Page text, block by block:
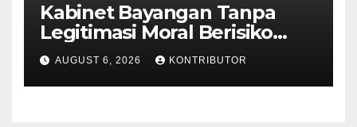
Kabinet Bayangan Tanpa
Legitimasi Moral Berisiko
Mengaburkan Kepercayaan
Publik
AUGUST 6, 2026 KONTRIBUTOR